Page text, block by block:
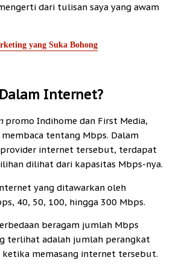
dari tulisan saya yang awam
yang Suka Bohong
Internet?
promo Indihome dan First Media,
tentang Mbps. Dalam
internet tersebut, terdapat
dilihat dari kapasitas Mbps-nya.
yang ditawarkan oleh
40, 50, 100, hingga 300 Mbps.
beragam jumlah Mbps
terlihat adalah jumlah perangkat
ketika memasang internet tersebut.